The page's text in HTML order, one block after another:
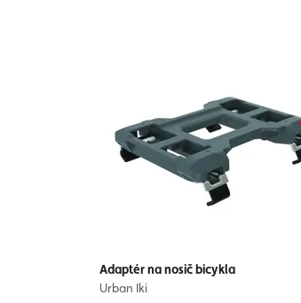
Adaptér na nosič bicykla
Urban Iki